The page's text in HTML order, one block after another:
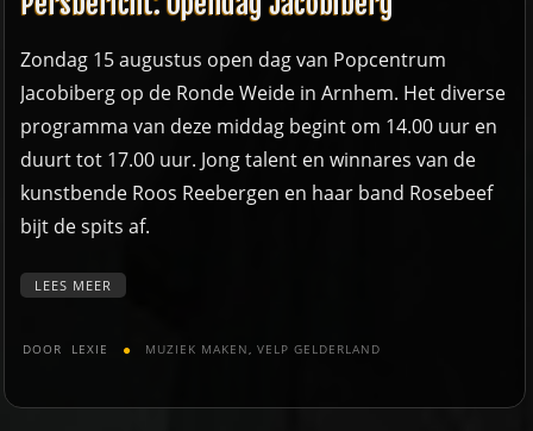
Zondag 15 augustus open dag van Popcentrum
Jacobiberg op de Ronde Weide in Arnhem. Het diverse
programma van deze middag begint om 14.00 uur en
duurt tot 17.00 uur. Jong talent en winnares van de
kunstbende Roos Reebergen en haar band Rosebeef
bijt de spits af.
LEES MEER
DOOR LEXIE MUZIEK MAKEN, VELP GELDERLAND